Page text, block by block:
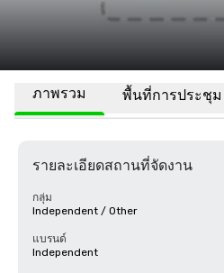
ภาพรวม พื้นที่การประชุม
รายละเอียดสถานที่จัดงาน
กลุ่ม
Independent / Other
แบรนด์
Independent